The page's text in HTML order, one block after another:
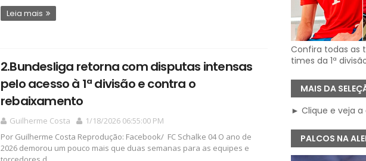
Leia mais
2.Bundesliga retorna com disputas intensas
pelo acesso à 1ª divisão e contra o
rebaixamento
Guilherme Costa
1/18/2026 06:55:00 PM
Por Guilherme Costa Reprodução: Facebook/ FC Schalke 04 O ano de
2026 demorou um pouco mais que duas semanas para as equipes e
Confira todas as
times da 1ª
MAIS DA
► Clique e veja
PALCOS NA